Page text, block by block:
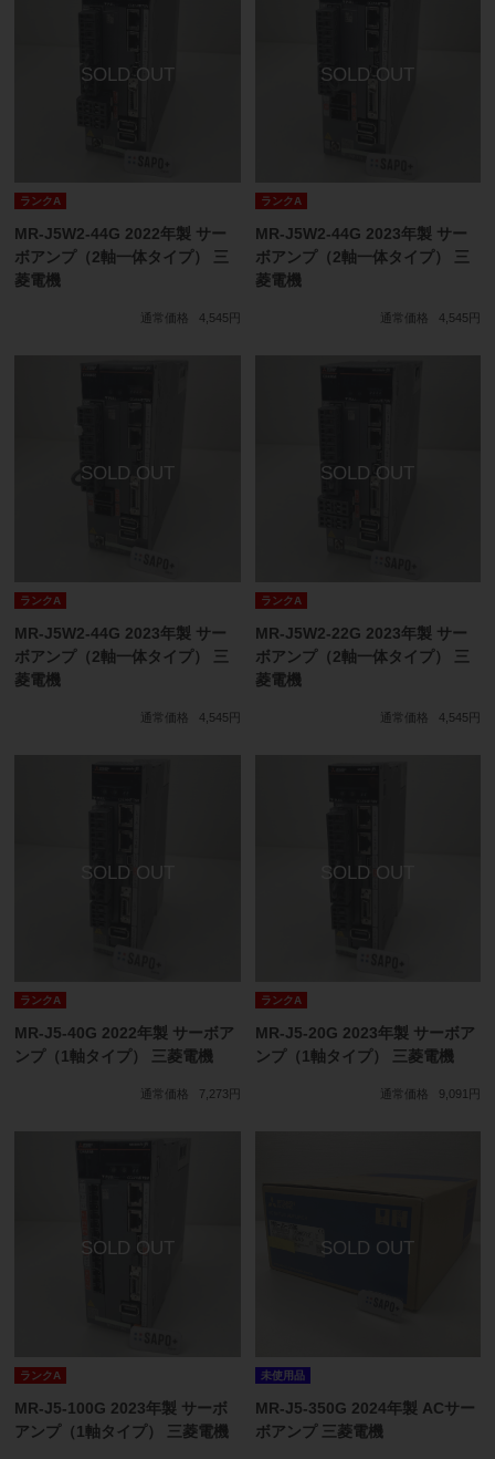
ランクA
MR-J5W2-44G 2022年製 サー
ボアンプ（2軸一体タイプ） 三
菱電機
通常価格 4,545円
ランクA
MR-J5W2-44G 2023年製 サー
ボアンプ（2軸一体タイプ） 三
菱電機
通常価格 4,545円
ランクA
MR-J5W2-44G 2023年製 サー
ボアンプ（2軸一体タイプ） 三
菱電機
通常価格 4,545円
ランクA
MR-J5W2-22G 2023年製 サー
ボアンプ（2軸一体タイプ） 三
菱電機
通常価格 4,545円
ランクA
MR-J5-40G 2022年製 サーボア
ンプ（1軸タイプ） 三菱電機
通常価格 7,273円
ランクA
MR-J5-20G 2023年製 サーボア
ンプ（1軸タイプ） 三菱電機
通常価格 9,091円
ランクA
MR-J5-100G 2023年製 サーボ
アンプ（1軸タイプ） 三菱電機
未使用品
MR-J5-350G 2024年製 ACサー
ボアンプ 三菱電機